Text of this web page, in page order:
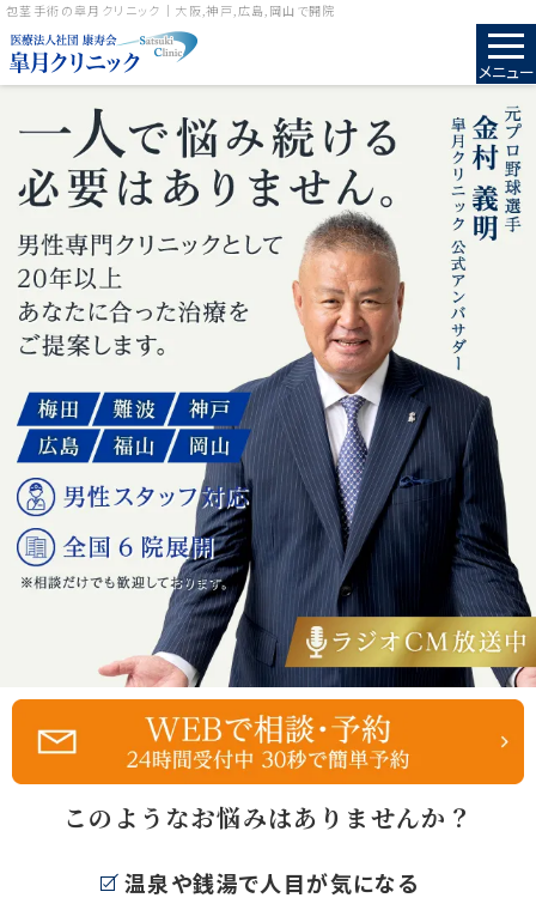
包茎手術の皐月クリニック｜大阪,神戸,広島,岡山で開院
メニュー
このようなお悩みはありませんか？
温泉や銭湯で人目が気になる